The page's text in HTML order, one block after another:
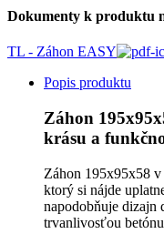
Dokumenty k produktu
TL - Záhon EASY
Popis produktu
Záhon
krásu a
Záhon 195x95x58
ktorý si nájde
napodobňuje dizajn
trvanlivosťou